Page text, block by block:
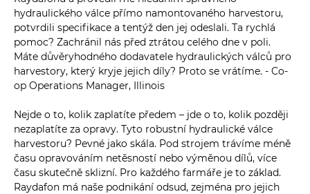
hydraulického válce přímo namontovaného harvestoru,
potvrdili specifikace a tentýž den jej odeslali. Ta rychlá
pomoc? Zachránil nás před ztrátou celého dne v poli.
Máte důvěryhodného dodavatele hydraulických válců pro
harvestory, který kryje jejich díly? Proto se vrátíme. - Co-
op Operations Manager, Illinois
Nejde o to, kolik zaplatíte předem – jde o to, kolik později
nezaplatíte za opravy. Tyto robustní hydraulické válce
harvestoru? Pevné jako skála. Pod strojem trávíme méně
času opravováním netěsností nebo výměnou dílů, více
času skutečně sklizní. Pro každého farmáře je to základ.
Raydafon má naše podnikání odsud, zejména pro jejich